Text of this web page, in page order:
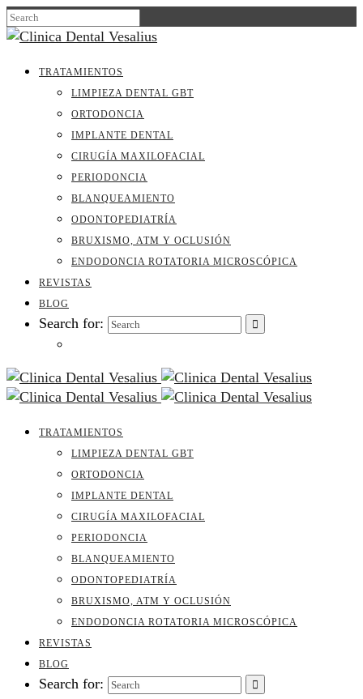
TRATAMIENTOS
LIMPIEZA DENTAL GBT
ORTODONCIA
IMPLANTE DENTAL
CIRUGÍA MAXILOFACIAL
PERIODONCIA
BLANQUEAMIENTO
ODONTOPEDIATRÍA
BRUXISMO, ATM Y OCLUSIÓN
ENDODONCIA ROTATORIA MICROSCÓPICA
REVISTAS
BLOG
Search for:
TRATAMIENTOS
LIMPIEZA DENTAL GBT
ORTODONCIA
IMPLANTE DENTAL
CIRUGÍA MAXILOFACIAL
PERIODONCIA
BLANQUEAMIENTO
ODONTOPEDIATRÍA
BRUXISMO, ATM Y OCLUSIÓN
ENDODONCIA ROTATORIA MICROSCÓPICA
REVISTAS
BLOG
Search for: